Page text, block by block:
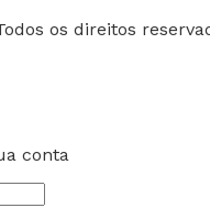
os direitos
conta